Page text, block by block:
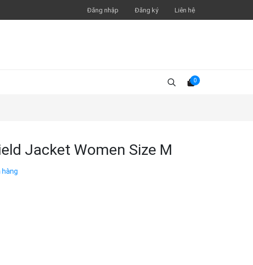
Đăng nhập Đăng ký Liên hệ
0
Jacket Women Size M
hàng